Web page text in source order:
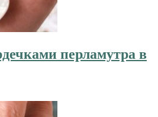
перламутра в